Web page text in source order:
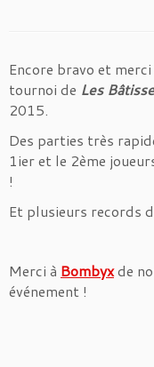
Encore bravo et
tournoi de Les
2015.
Des parties très
1ier et le 2ème
!
Et plusieurs records
Merci à Bombyxde
événement !